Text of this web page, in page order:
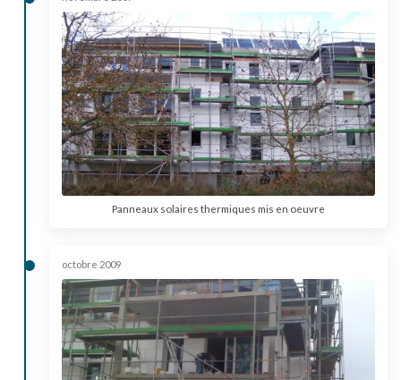
Panneaux solaires thermiques mis en oeuvre
octobre 2009